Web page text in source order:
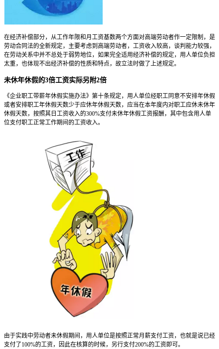
在经济补偿部分，从工作年限和月工资基数两个方面对高端劳动者作一定限制，是
劳动合同法的全新规定，主要考虑到高端劳动者，工资收入较高，谈判能力较强，
在劳动关系中并不总处于弱势地位，如果完全适用经济补偿的规定，用人单位负担
太重，也体现不出经济补偿的性质和特点，故立法时做了上述规定。
未休年休假的3倍工资实际另附2倍
《企业职工带薪年休假实施办法》第十条规定，用人单位经职工同意不安排年休假
或者安排职工年休假天数少于应休年休假天数，应当在本年度内对职工应休未休年
休假天数，按照其日工资收入的300%支付未休年休假工资报酬，其中包含用人单
位支付职工正常工作期间的工资收入。
由于实践中劳动者未休假期间，用人单位是按照正常月薪支付工资，也就是说已经
支付了100%的工资，因此在核算的时候，另行支付200%的工资即可。